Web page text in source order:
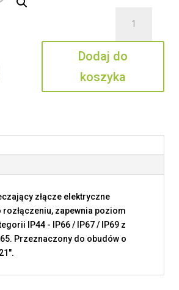
CKAXW
03
CX
Dodaj do
koszyka
złącze elektryczne
zapewnia poziom
IP44 - IP66 / IP67 / IP69 z
Przeznaczony do obudów o